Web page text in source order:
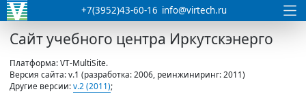
+7(3952)43-60-16 info@virtech.ru
Сайт учебного центра Иркутскэнерго
Платформа: VT-MultiSite.
Версия сайта: v.1 (разработка: 2006, реинжиниринг: 2011)
Другие версии:v.2 (2011);